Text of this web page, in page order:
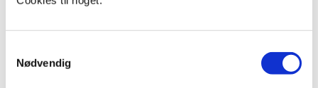
Nødvendig
påvirker deres vægt. Denne dataindsamling ville give
oplevelser med fedme.